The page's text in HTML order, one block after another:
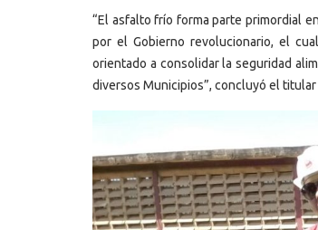
“El asfalto frío forma parte primordial
por el Gobierno revolucionario, el
orientado a consolidar la seguridad
diversos Municipios”, concluyó el titular